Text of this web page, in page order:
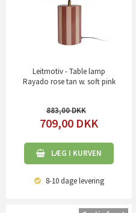
Leitmotiv - Table lamp
Rayado rose tan w. soft pink
883,00
709,00 DKK
LÆG I KURVEN
8-10 dagelevering